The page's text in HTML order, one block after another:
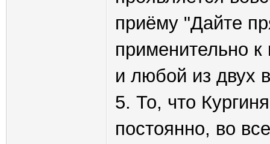
приёму "Дайте
применительно к
и любой из двух
5. То, что
постоянно, во